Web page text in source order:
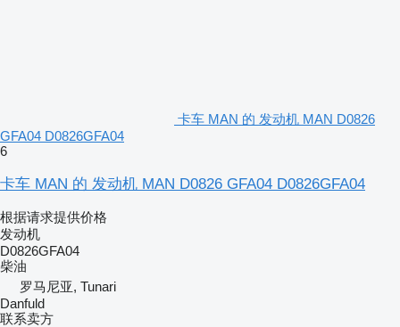
卡车 MAN 的 发动机 MAN D0826
GFA04 D0826GFA04
6
卡车 MAN 的 发动机 MAN D0826 GFA04 D0826GFA04
根据请求提供价格
发动机
D0826GFA04
柴油
罗马尼亚, Tunari
Danfuld
联系卖方